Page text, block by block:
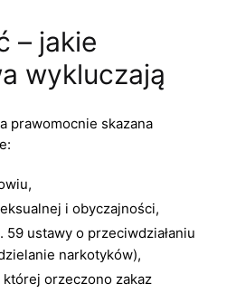
– jakie
wykluczają
prawomocnie skazana
i obyczajności,
ustawy o przeciwdziałaniu
narkotyków),
orzeczono zakaz